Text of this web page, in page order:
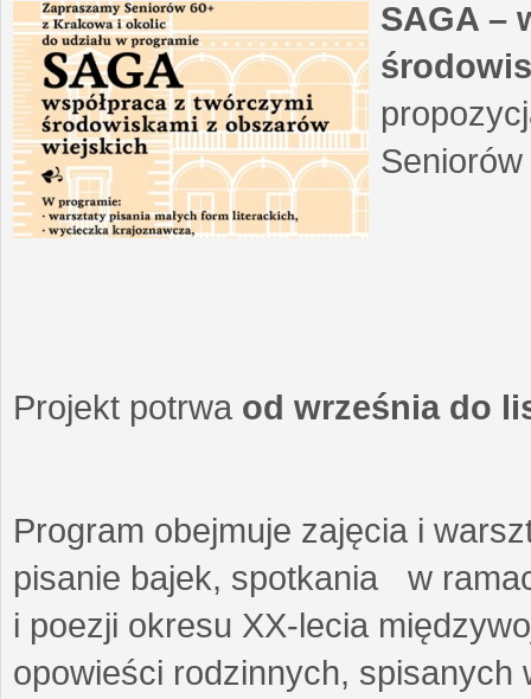
SAGA –
Projekt potrwa od września do
Program obejmuje zajęcia i
pisanie bajek, spotkania w
i poezji okresu XX-lecia
opowieści rodzinnych,